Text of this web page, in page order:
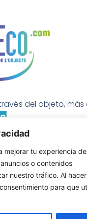
mejorar tu experiencia de
o contenidos
nuestro tráfico. Al
para que
del objeto, más